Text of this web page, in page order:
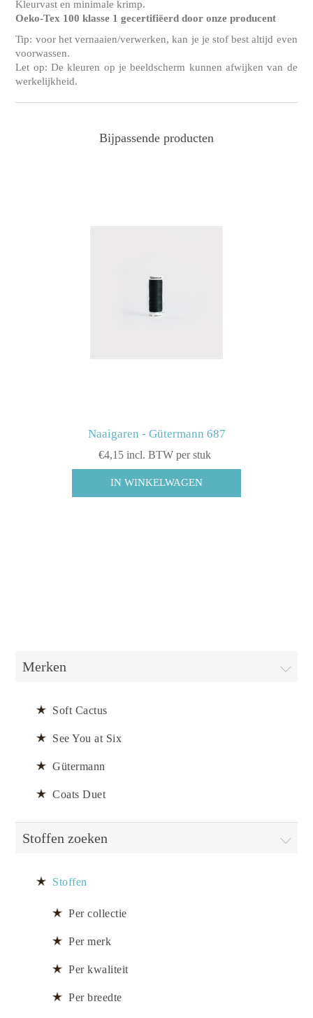
Kleurvast en minimale krimp.
Oeko-Tex 100 klasse 1 gecertifiëerd door onze producent
Tip: voor het vernaaien/verwerken, kan je je stof best altijd even
voorwassen.
Let op: De kleuren op je beeldscherm kunnen afwijken van de
werkelijkheid.
Bijpassende producten
Naaigaren - Gütermann 687
€4,15 incl. BTW per stuk
Merken
Soft Cactus
See You at Six
Gütermann
Coats Duet
Stoffen zoeken
Stoffen
Per collectie
Per merk
Per kwaliteit
Per breedte